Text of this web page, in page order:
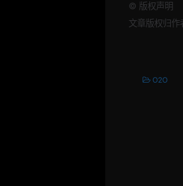
© 版权声明
文章版权归作
O2O